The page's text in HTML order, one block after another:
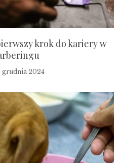
krok do kariery w
grudnia 2024